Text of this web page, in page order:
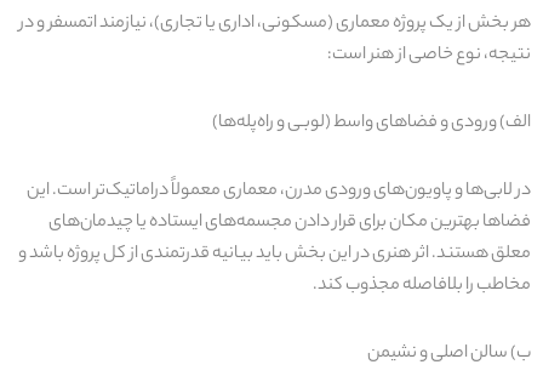
هر بخش از یک پروژه معماری (مسکونی، اداری یا تجاری)، نیازمند اتمسفر و در
نتیجه، نوع خاصی از هنر است:
الف) ورودی و فضاهای واسط (لوبـی و راه‌پله‌ها)
در لابی‌ها و پاویون‌های ورودی مدرن، معماری معمولاً دراماتیک‌تر است. این
فضاها بهترین مکان برای قرار دادنمجسمه‌های ایستاده یا چیدمان‌های
معلقهستند. اثر هنری در این بخش باید بیانیه قدرتمندی از کل پروژه باشد و
مخاطب را بلافاصله مجذوب کند.
ب) سالن اصلی و نشیمن